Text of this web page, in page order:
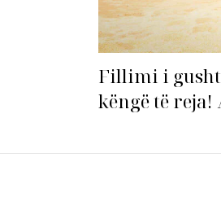
Fillimi i
këngë të